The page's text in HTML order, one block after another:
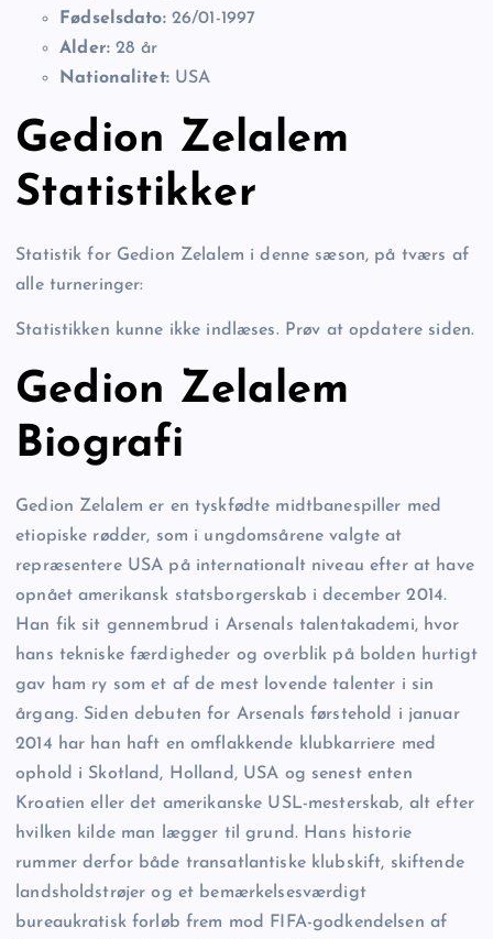
Fødselsdato:26/01-1997
Alder:28 år
Nationalitet:USA
Gedion Zelalem
Statistikker
Statistik for Gedion Zelalem i denne sæson, på tværs af
alle turneringer:
Statistikken kunne ikke indlæses. Prøv at opdatere siden.
Gedion Zelalem
Biografi
Gedion Zelalem er en tyskfødte midtbanespiller med
etiopiske rødder, som i ungdomsårene valgte at
repræsentere USA på internationalt niveau efter at have
opnået amerikansk statsborgerskab i december 2014.
Han fik sit gennembrud i Arsenals talentakademi, hvor
hans tekniske færdigheder og overblik på bolden hurtigt
gav ham ry som et af de mest lovende talenter i sin
årgang. Siden debuten for Arsenals førstehold i januar
2014 har han haft en omflakkende klubkarriere med
ophold i Skotland, Holland, USA og senest enten
Kroatien eller det amerikanske USL-mesterskab, alt efter
hvilken kilde man lægger til grund. Hans historie
rummer derfor både transatlantiske klubskift, skiftende
landsholdstrøjer og et bemærkelsesværdigt
bureaukratisk forløb frem mod FIFA-godkendelsen af